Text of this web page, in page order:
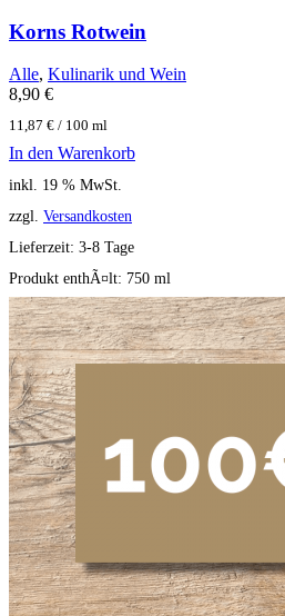
Korns Rotwein
Alle, Kulinarik und Wein
8,90 €
11,87 € / 100 ml
In den Warenkorb
inkl. 19 % MwSt.
zzgl. Versandkosten
Lieferzeit: 3-8 Tage
Produkt enthÃ¤lt: 750 ml